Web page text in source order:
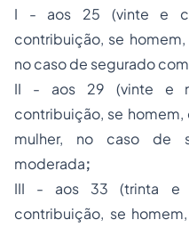
I - aos 25 (vinte e
contribuição, se
no caso de segurado
II - aos 29 (vinte e
contribuição, se homem,
mulher, no caso de
moderada;
III - aos 33 (trinta e
contribuição, se